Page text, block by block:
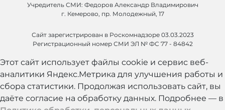
Учредитель СМИ: Федоров Александр Владимирович
г. Кемерово, пр. Молодежный, 17
Сайт зарегистрирован в Роскомнадзоре 03.03.2023
Регистрационный номер СМИ ЭЛ № ФС 77 - 84842
Этот сайт использует файлы cookie и сервис веб-
аналитики Яндекс.Метрика для улучшения работы и
сбора статистики. Продолжая использовать сайт, вы
даёте согласие на обработку данных. Подробнее — в